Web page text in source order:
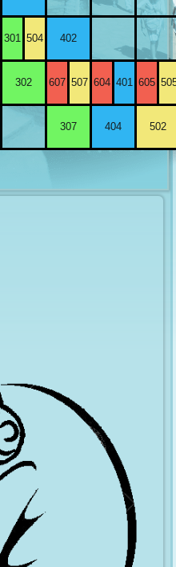
301 504 402
302 607 507 604 401 605
307 404 502